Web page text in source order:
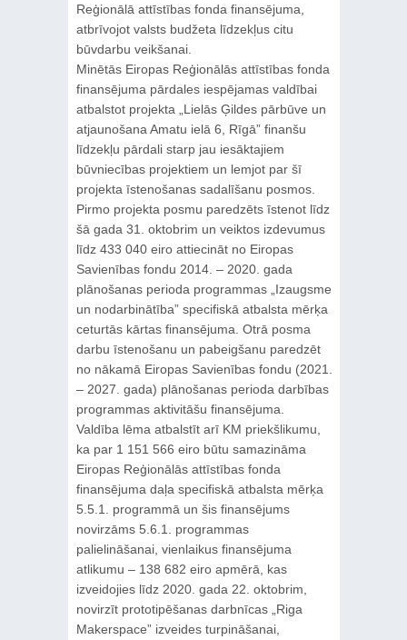
Reģionālā attīstības fonda finansējuma,
atbrīvojot valsts budžeta līdzekļus citu
būvdarbu veikšanai.
Minētās Eiropas Reģionālās attīstības fonda
finansējuma pārdales iespējamas valdībai
atbalstot projekta „Lielās Ģildes pārbūve un
atjaunošana Amatu ielā 6, Rīgā” finanšu
līdzekļu pārdali starp jau iesāktajiem
būvniecības projektiem un lemjot par šī
projekta īstenošanas sadalīšanu posmos.
Pirmo projekta posmu paredzēts īstenot līdz
šā gada 31. oktobrim un veiktos izdevumus
līdz 433 040 eiro attiecināt no Eiropas
Savienības fondu 2014. – 2020. gada
plānošanas perioda programmas „Izaugsme
un nodarbinātība” specifiskā atbalsta mērķa
ceturtās kārtas finansējuma. Otrā posma
darbu īstenošanu un pabeigšanu paredzēt
no nākamā Eiropas Savienības fondu (2021.
– 2027. gada) plānošanas perioda darbības
programmas aktivitāšu finansējuma.
Valdība lēma atbalstīt arī KM priekšlikumu,
ka par 1 151 566 eiro būtu samazināma
Eiropas Reģionālās attīstības fonda
finansējuma daļa specifiskā atbalsta mērķa
5.5.1. programmā un šis finansējums
novirzāms 5.6.1. programmas
palielināšanai, vienlaikus finansējuma
atlikumu – 138 682 eiro apmērā, kas
izveidojies līdz 2020. gada 22. oktobrim,
novirzīt prototipēšanas darbnīcas „Riga
Makerspace” izveides turpināšanai,